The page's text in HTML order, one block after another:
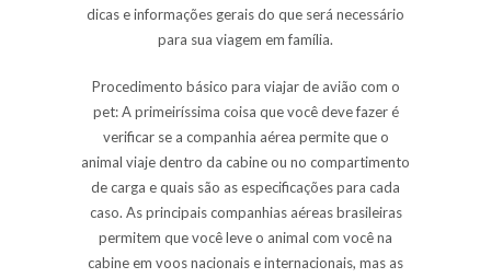
dicas e informações gerais do que será necessário
para sua viagem em família.
Procedimento básico para viajar de avião com o
pet: A primeiríssima coisa que você deve fazer é
verificar se a companhia aérea permite que o
animal viaje dentro da cabine ou no compartimento
de carga e quais são as especificações para cada
caso. As principais companhias aéreas brasileiras
permitem que você leve o animal com você na
cabine em voos nacionais e internacionais, mas as